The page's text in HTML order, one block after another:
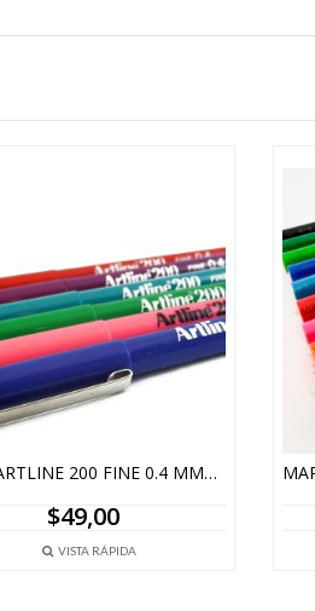
FIBRA ARTLINE 200 FINE 0.4 MMEK-200
$49,00
VISTA RÁPIDA